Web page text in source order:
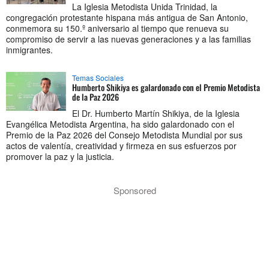
La Iglesia Metodista Unida Trinidad, la
congregación protestante hispana más antigua de San Antonio,
conmemora su 150.º aniversario al tiempo que renueva su
compromiso de servir a las nuevas generaciones y a las familias
inmigrantes.
Temas Sociales
Humberto Shikiya es galardonado con el Premio Metodista
de la Paz 2026
El Dr. Humberto Martín Shikiya, de la Iglesia
Evangélica Metodista Argentina, ha sido galardonado con el
Premio de la Paz 2026 del Consejo Metodista Mundial por sus
actos de valentía, creatividad y firmeza en sus esfuerzos por
promover la paz y la justicia.
Sponsored